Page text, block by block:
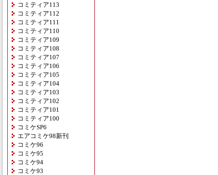
コミティア113
コミティア112
コミティア111
コミティア110
コミティア109
コミティア108
コミティア107
コミティア106
コミティア105
コミティア104
コミティア103
コミティア102
コミティア101
コミティア100
コミケSP6
エアコミケ98新刊
コミケ96
コミケ95
コミケ94
コミケ93